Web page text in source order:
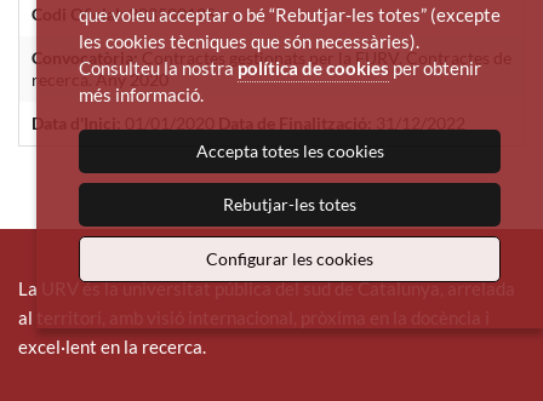
Codi Oficial:30350012S
Convocatòria: Contractes gestionats per la FURV. Contractes de
recerca. Any 2020
Data d'Inici:
La URV és la universitat pública del sud de Catalunya, arrelada
al territori, amb visió internacional, pròxima en la docència i
excel·lent en la recerca.
que voleu acceptar o bé “Rebutjar-les totes” (excepte
les cookies tècniques que són necessàries).
Consulteu la nostra política de cookies per obtenir
més informació.
Accepta totes les cookies
Rebutjar-les totes
Configurar les cookies